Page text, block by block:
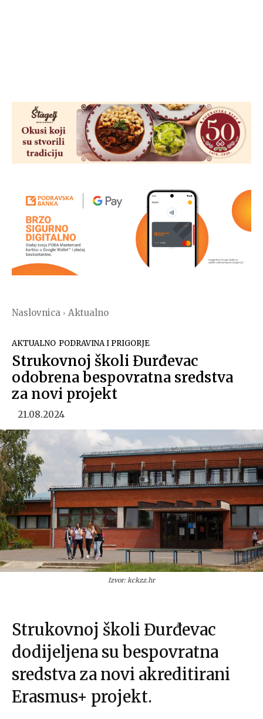
Naslovnica Aktualno
AKTUALNO PODRAVINA I PRIGORJE
Strukovnoj školi Đurđevac
odobrena bespovratna sredstva
za novi projekt
21.08.2024
Izvor: kckzz.hr
Strukovnoj školi Đurđevac
dodijeljena su bespovratna
sredstva za novi akreditirani
Erasmus+ projekt.